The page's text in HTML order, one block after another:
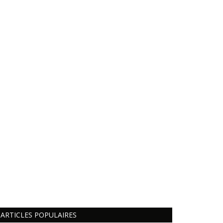
ARTICLES POPULAIRES